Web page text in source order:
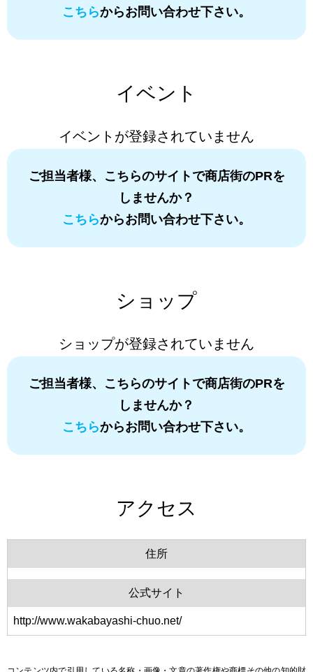
こちらからお問い合わせ下さい。
イベント
イベントが登録されていません
ご担当者様、こちらのサイトで商店街のPRを
しませんか？
こちらからお問い合わせ下さい。
ショップ
ショップが登録されていません
ご担当者様、こちらのサイトで商店街のPRを
しませんか？
こちらからお問い合わせ下さい。
アクセス
住所
公式サイト
http://www.wakabayashi-chuo.net/